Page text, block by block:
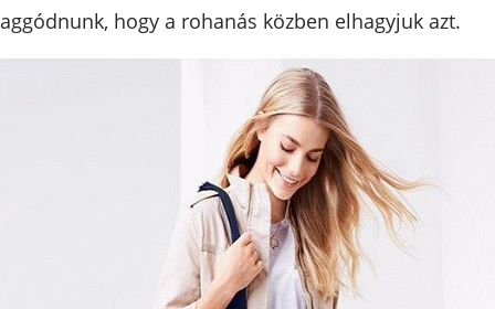
aggódnunk, hogy a rohanás közben elhagyjuk azt.